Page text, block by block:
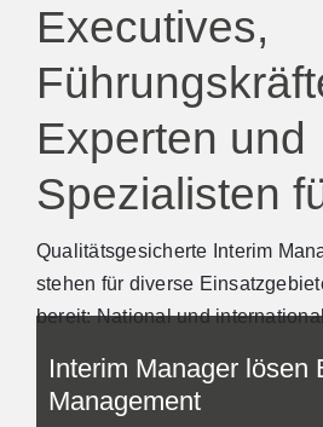
Executives,
Experten und
Spezialisten
Qualitätsgesicherte Interim
stehen für diverse
bereit: National und
Interim Manager lösen
Management